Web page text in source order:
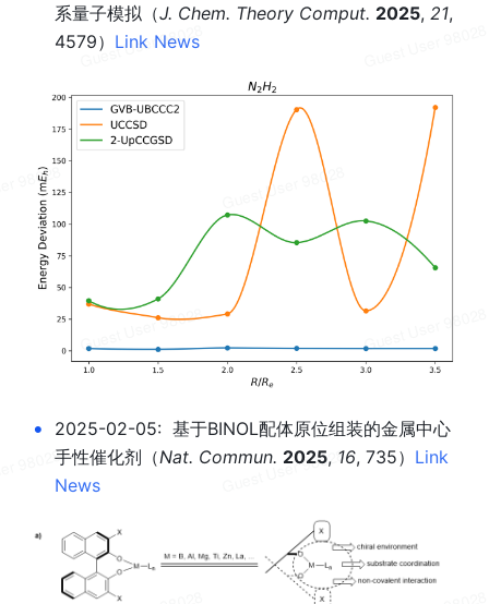
系量子模拟 （J. Chem. Theory Comput. 2025, 21,
4579） Link News
•
2025-02-05:  基于BINOL配体原位组装的金属中心
手性催化剂 （Nat. Commun. 2025, 16, 735） Link
News